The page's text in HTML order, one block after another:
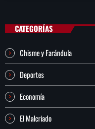
CATEGORÍAS
Chisme y Farándula
Deportes
Economía
El Malcriado